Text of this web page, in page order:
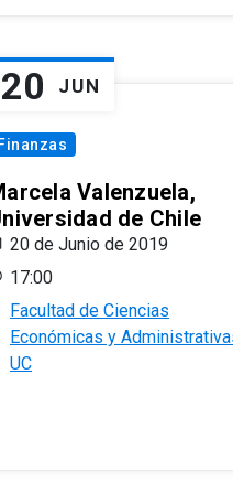
20 JUN
Finanzas
Valenzuela,
de Chile
20 de Junio de 2019
17:00
Facultad de Ciencias
Económicas y
UC